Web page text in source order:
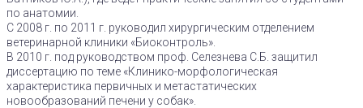
по анатомии.
С 2008 г. по 2011 г. руководил хирургическим отделением
ветеринарной клиники «Биоконтроль».
В 2010 г. под руководством проф. Селезнева С.Б. защитил
диссертацию по теме «Клинико-морфологическая
характеристика первичных и метастатических
новообразований печени у собак».